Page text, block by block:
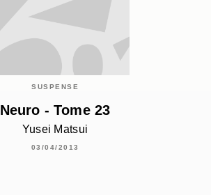
SUSPENSE
Neuro - Tome 23
Yusei Matsui
03/04/2013